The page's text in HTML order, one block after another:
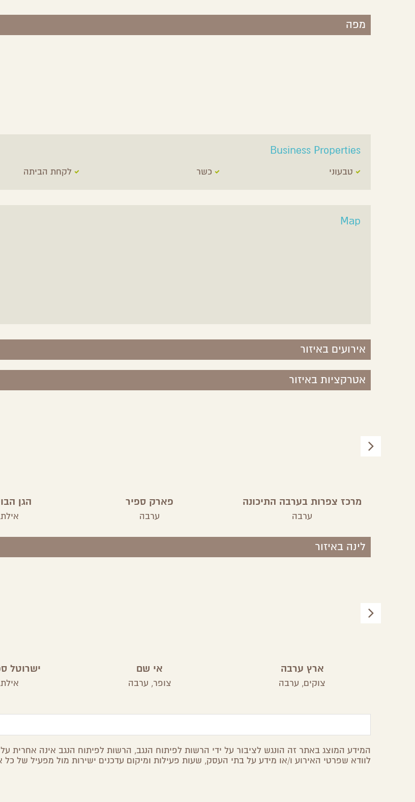
מפה
Business Properties
טבעוני כשר לקחת הביתה
Map
אירועים באיזור
אטרקציות באיזור
מרכז צפרות בערבה התיכונה
ערבה
פארק ספיר
ערבה
הגן
לינה באיזור
ארץ ערבה
צוקים, ערבה
אי שם
צופר, ערבה
ישרוטל
המידע המוצג באתר זה הונגש לציבור על ידי הרשות לפיתוח הנגב, הרשות לפיתוח הנגב אינה אחרית על
לוודא שפרטי האירוע ו/או מידע על בתי העסק, שעות פעילות ומיקום עדכנים ישירות מול מפעיל של